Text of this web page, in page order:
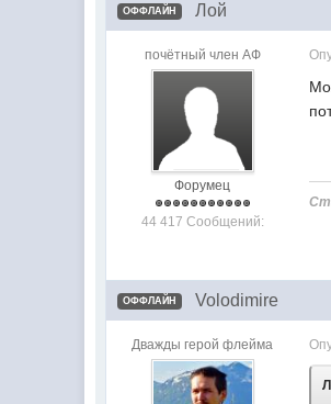
ОФФЛАЙН Лой
почётный член АФ
Форумец
44 417 Сообщений:
ОФФЛАЙН Volodimire
Дважды герой флейма